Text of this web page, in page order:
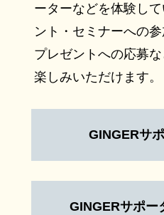
ーターなどを体験し
ント・セミナーへの
プレゼントへの応募
楽しみいただけます。
GINGERサ
GINGERサポー